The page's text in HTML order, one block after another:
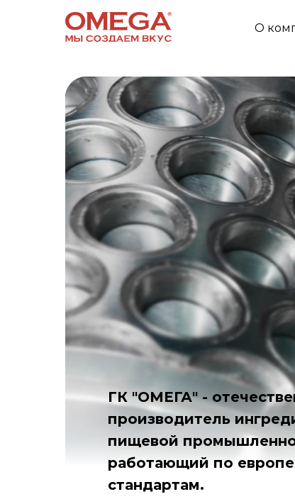
О
ГК "ОМЕГА" -
производитель
пищевой
работающий по
стандартам.